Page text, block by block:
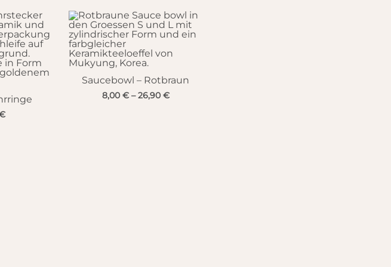
Saucebowl – Rotbraun
8,00 €–26,90 €